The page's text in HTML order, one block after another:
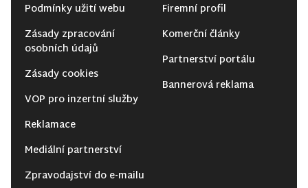
Podmínky užití webu
Zásady zpracování
osobních údajů
Zásady cookies
VOP pro inzertní služby
Reklamace
Mediální partnerství
Zpravodajství do e-mailu
Firemní profil
Komerční články
Partnerství portálu
Bannerová reklama